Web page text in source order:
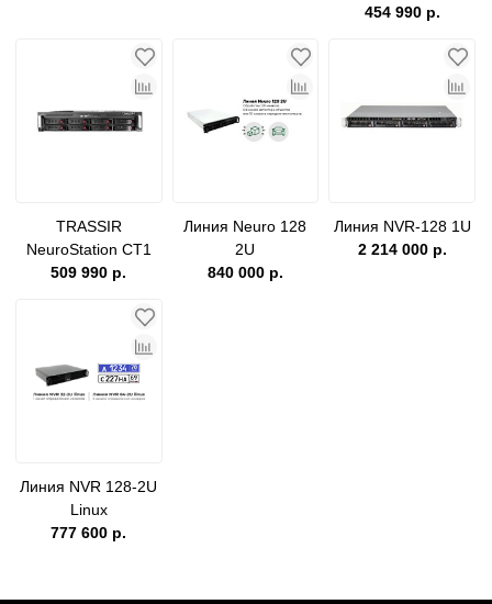
9800R/128
454 990 р.
TRASSIR
NeuroStation CT1
8800R/128-A5
509 990 р.
Линия Neuro 128
2U
840 000 р.
Линия NVR-128 1U
2 214 000 р.
Линия NVR 128-2U
Linux
777 600 р.